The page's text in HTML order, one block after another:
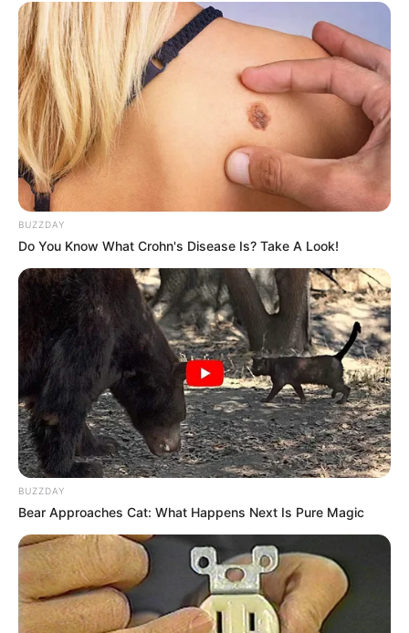
BUZZDAY
Do You Know What Crohn's Disease Is? Take A Look!
BUZZDAY
Bear Approaches Cat: What Happens Next Is Pure Magic